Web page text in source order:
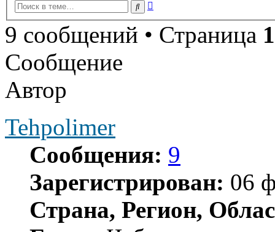
Поиск
9 сообщений • Страница 1
Сообщение
Автор
Tehpolimer
Сообщения: 9
Зарегистрирован: 06
Страна, Регион,